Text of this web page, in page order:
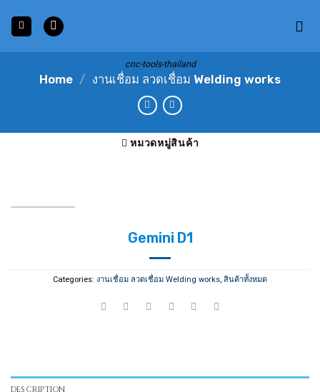
content
cnc-tools-thailand
Home / งานเชื่อม ลวดเชื่อม Welding works
หมวดหมู่สินค้า
Gemini D1
Categories: งานเชื่อม ลวดเชื่อม Welding works,สินค้าทั้งหมด
DESCRIPTION